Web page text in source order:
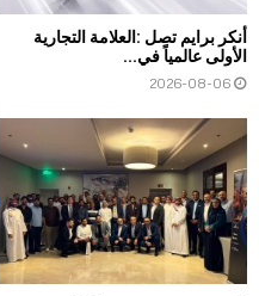
أنكر برايم تصل :العلامة التجارية
الأولى عالمياً في...
2026-08-06